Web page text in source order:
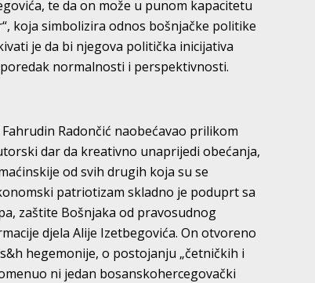
te da on može u punom kapacitetu
koja simbolizira odnos bošnjačke politike
je da bi njegova politička inicijativa
normalnosti i perspektivnosti.
Radončić naobećavao prilikom
dar da kreativno unaprijedi obećanja,
od svih drugih koja su se
patriotizam skladno je poduprt sa
zaštite Bošnjaka od pravosudnog
djela Alije Izetbegovića. On otvoreno
hegemonije, o postojanju „četničkih i
ni jedan bosanskohercegovački